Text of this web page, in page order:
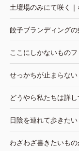
土壇場のみにて咲く
餃子ブランディング
ここにしかないもの
せっかちが止まらな
どうやら私たちは詳
日陰を連れて歩きた
わざわざ書きたいも